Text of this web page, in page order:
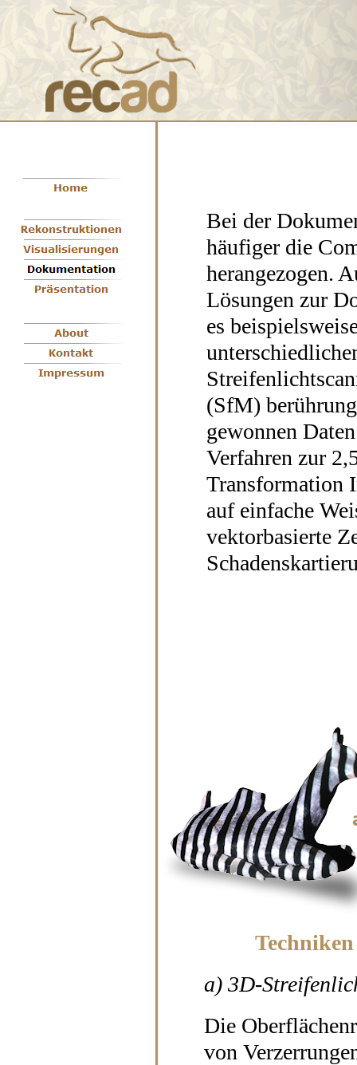
Bei der
häufiger die
herangezogen.
Lösungen zur
es
(SfM)
gewonnen
Verfahren zur
Transformation
auf einfache
vektorbasierte
a) 3D-
Die
von